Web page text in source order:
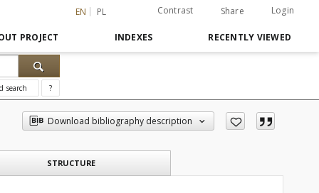
EN PL Contrast Share Login
PROJECT INDEXES RECENTLY VIEWED
search ?
Download bibliography description
STRUCTURE